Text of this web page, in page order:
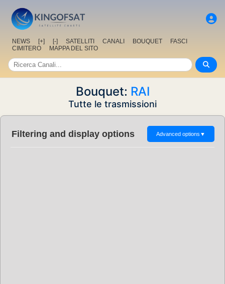
NEWS [+] [-] SATELLITI CANALI BOUQUET
FASCI
CIMITERO
MAPPA DEL SITO
Bouquet: RAI
Tutte le trasmissioni
Filtering and display options Advanced options ▼